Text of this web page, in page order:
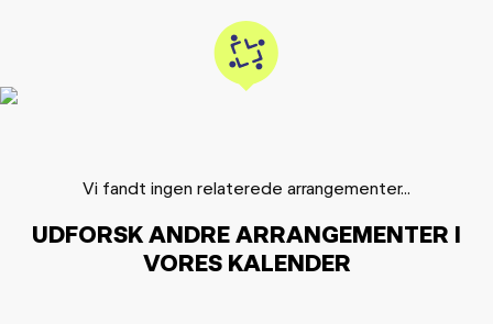
Vi fandt ingen relaterede arrangementer...
UDFORSK ANDRE ARRANGEMENTER I
VORES KALENDER